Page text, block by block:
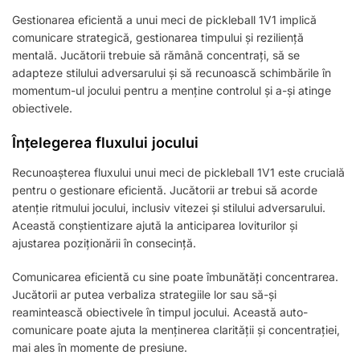
Gestionarea eficientă a unui meci de pickleball 1V1 implică
comunicare strategică, gestionarea timpului și reziliență
mentală. Jucătorii trebuie să rămână concentrați, să se
adapteze stilului adversarului și să recunoască schimbările în
momentum-ul jocului pentru a menține controlul și a-și atinge
obiectivele.
Înțelegerea fluxului jocului
Recunoașterea fluxului unui meci de pickleball 1V1 este crucială
pentru o gestionare eficientă. Jucătorii ar trebui să acorde
atenție ritmului jocului, inclusiv vitezei și stilului adversarului.
Această conștientizare ajută la anticiparea loviturilor și
ajustarea poziționării în consecință.
Comunicarea eficientă cu sine poate îmbunătăți concentrarea.
Jucătorii ar putea verbaliza strategiile lor sau să-și
reamintească obiectivele în timpul jocului. Această auto-
comunicare poate ajuta la menținerea clarității și concentrației,
mai ales în momente de presiune.